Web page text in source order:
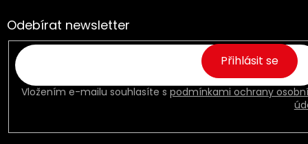
Odebírat newsletter
Vložením e-mailu souhlasíte s podmínkami ochrany
Přihlásit se